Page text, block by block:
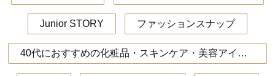
Junior STORY ファッションスナップ
40代におすすめの化粧品・スキンケア・美容アイテム